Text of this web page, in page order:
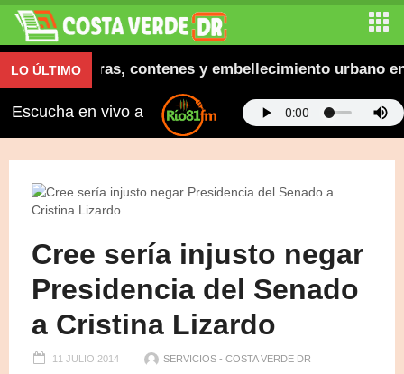
LO ÚLTIMO
aceras, contenes y embellecimiento urbano en El
Escucha en vivo a
Cree sería injusto negar
Presidencia del Senado
a Cristina Lizardo
11 JULIO 2014 SERVICIOS - COSTA VERDE DR